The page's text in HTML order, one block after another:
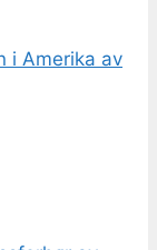
i Amerika av